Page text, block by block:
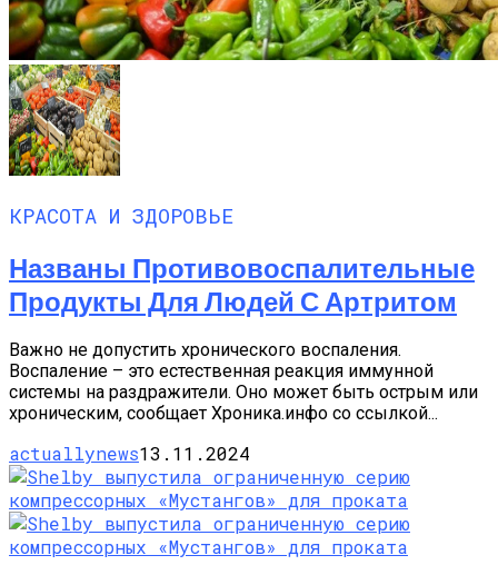
КРАСОТА И ЗДОРОВЬЕ
Названы Противовоспалительные
Продукты Для Людей С Артритом
Важно не допустить хронического воспаления.
Воспаление – это естественная реакция иммунной
системы на раздражители. Оно может быть острым или
хроническим, сообщает Хроника.инфо со ссылкой...
actuallynews13.11.2024